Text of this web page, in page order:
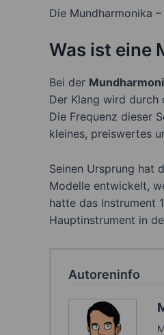
Die Mundharmonika
Was ist eine
Bei der
Der Klang wird durch
Die Frequenz dieser
kleines, preiswertes
Seinen Ursprung hat
Modelle entwickelt,
hatte das Instrument
Hauptinstrument in
Autoreninfo